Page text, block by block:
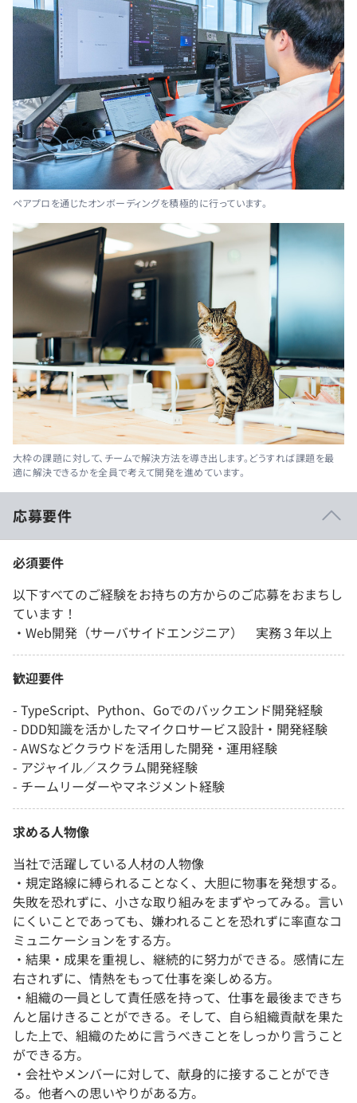
ペアプロを通じたオンボーディングを積極的に行っています。
大枠の課題に対して、チームで解決方法を導き出します。どうすれば課題を最
適に解決できるかを全員で考えて開発を進めています。
応募要件
必須要件
以下すべてのご経験をお持ちの方からのご応募をおまちし
ています！
・Web開発（サーバサイドエンジニア） 実務３年以上
歓迎要件
- TypeScript、Python、Goでのバックエンド開発経験
- DDD知識を活かしたマイクロサービス設計・開発経験
- AWSなどクラウドを活用した開発・運用経験
- アジャイル／スクラム開発経験
- チームリーダーやマネジメント経験
求める人物像
当社で活躍している人材の人物像
・規定路線に縛られることなく、大胆に物事を発想する。
失敗を恐れずに、小さな取り組みをまずやってみる。言い
にくいことであっても、嫌われることを恐れずに率直なコ
ミュニケーションをする方。
・結果・成果を重視し、継続的に努力ができる。感情に左
右されずに、情熱をもって仕事を楽しめる方。
・組織の一員として責任感を持って、仕事を最後まできち
んと届けきることができる。そして、自ら組織貢献を果た
した上で、組織のために言うべきことをしっかり言うこと
ができる方。
・会社やメンバーに対して、献身的に接することができ
る。他者への思いやりがある方。